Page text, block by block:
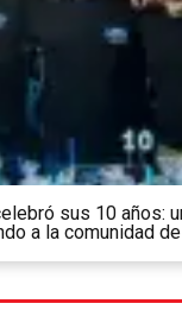
sus 10 años:
a la comunidad